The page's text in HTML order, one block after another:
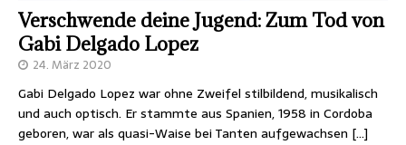
Verschwende deine Jugend: Zum Tod von
Gabi Delgado Lopez
24. März 2020
Gabi Delgado Lopez war ohne Zweifel stilbildend, musikalisch
und auch optisch. Er stammte aus Spanien, 1958 in Cordoba
geboren, war als quasi-Waise bei Tanten aufgewachsen […]